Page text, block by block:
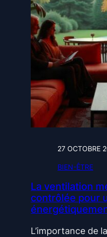
m
i
e
d
’
n
e
r
i
e
e
t
r
e
27 OCTOBRE
BIEN-ÊTRE
La ventilation
contrôlée pour
L’importance de